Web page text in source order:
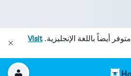
متوفر أيضاً باللغة الإنجليزية.Visit